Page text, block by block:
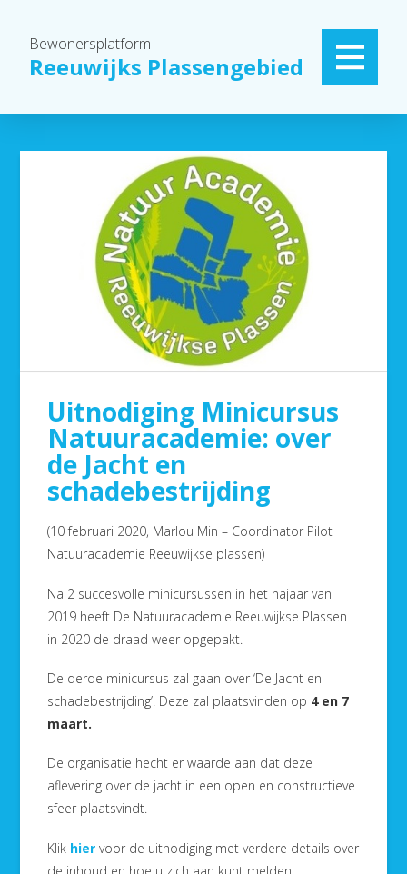
Bewonersplatform
Reeuwijks Plassengebied
Uitnodiging Minicursus
Natuuracademie: over
de Jacht en
schadebestrijding
(10 februari 2020, Marlou Min – Coordinator Pilot
Natuuracademie Reeuwijkse plassen)
Na 2 succesvolle minicursussen in het najaar van
2019 heeft De Natuuracademie Reeuwijkse Plassen
in 2020 de draad weer opgepakt.
De derde minicursus zal gaan over ‘De Jacht en
schadebestrijding’. Deze zal plaatsvinden op 4 en 7
maart.
De organisatie hecht er waarde aan dat deze
aflevering over de jacht in een open en constructieve
sfeer plaatsvindt.
Klik hier voor de uitnodiging met verdere details over